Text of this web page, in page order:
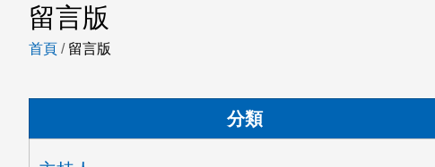
留言版
首頁 / 留言版
分類